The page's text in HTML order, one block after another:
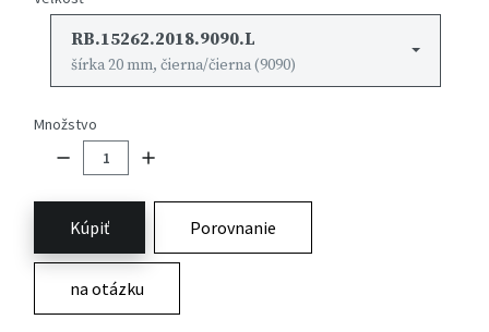
RB.15262.2018.9090.L
šírka 20 mm, čierna/čierna (9090)
Množstvo
Kúpiť Porovnanie
na otázku